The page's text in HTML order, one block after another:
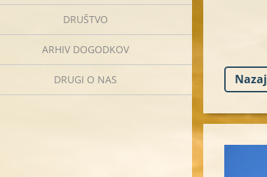
DRUŠTVO
ARHIV DOGODKOV
DRUGI O NAS Nazaj